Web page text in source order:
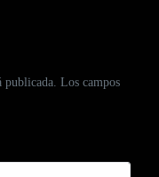
publicada. Los campos